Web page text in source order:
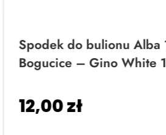
Spodek do bulionu Alba
Bogucice – Gino White
12,00zł